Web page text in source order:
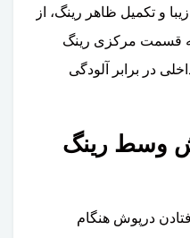
و تکمیل ظاهر رینگ، از
قسمت مرکزی رینگ
در برابر آلودگی
وسط رینگ
درپوش هنگام